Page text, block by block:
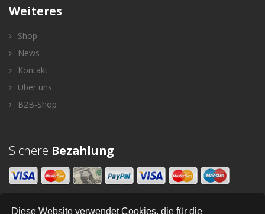
Diese Website verwendet Cookies, die für die
Weiteres
Shop
News
Kontakt
Über uns
B2B-Shop
Sichere Bezahlung